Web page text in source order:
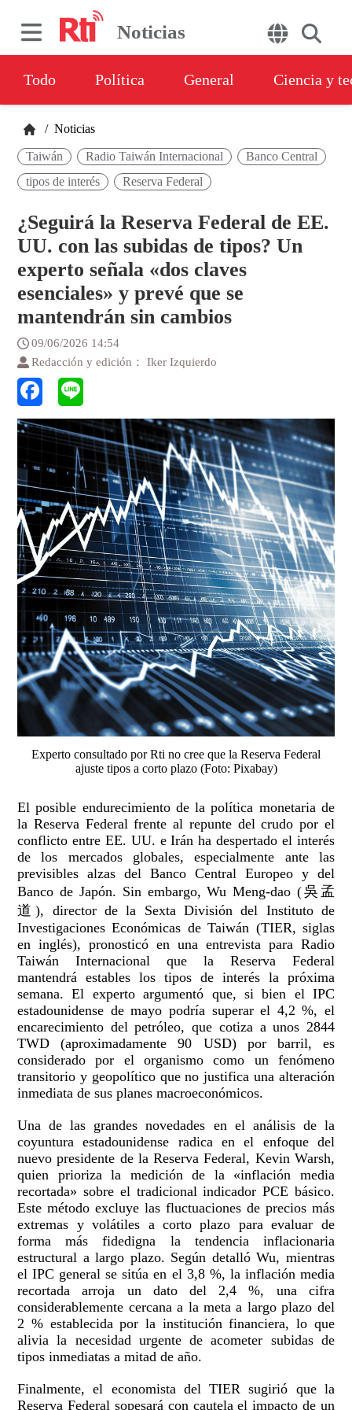
Noticias
Todo Política General Ciencia y
/ Noticias
Taiwán Radio Taiwán Internacional
Banco Central
tipos de interés
Reserva Federal
¿Seguirá la Reserva Federal de EE.
UU. con las subidas de tipos? Un
experto señala «dos claves
esenciales» y prevé que se
mantendrán sin cambios
09/06/2026 14:54
Redacción y edición： Iker Izquierdo
Experto consultado por Rti no cree que la Reserva Federal
ajuste tipos a corto plazo (Foto: Pixabay)
El posible endurecimiento de la política monetaria de
la Reserva Federal frente al repunte del crudo por el
conflicto entre EE. UU. e Irán ha despertado el interés
de los mercados globales, especialmente ante las
previsibles alzas del Banco Central Europeo y del
Banco de Japón. Sin embargo, Wu Meng-dao (吳孟
道), director de la Sexta División del Instituto de
Investigaciones Económicas de Taiwán (TIER, siglas
en inglés), pronosticó en una entrevista para Radio
Taiwán Internacional que la Reserva Federal
mantendrá estables los tipos de interés la próxima
semana. El experto argumentó que, si bien el IPC
estadounidense de mayo podría superar el 4,2 %, el
encarecimiento del petróleo, que cotiza a unos 2844
TWD (aproximadamente 90 USD) por barril, es
considerado por el organismo como un fenómeno
transitorio y geopolítico que no justifica una alteración
inmediata de sus planes macroeconómicos.
Una de las grandes novedades en el análisis de la
coyuntura estadounidense radica en el enfoque del
nuevo presidente de la Reserva Federal, Kevin Warsh,
quien prioriza la medición de la «inflación media
recortada» sobre el tradicional indicador PCE básico.
Este método excluye las fluctuaciones de precios más
extremas y volátiles a corto plazo para evaluar de
forma más fidedigna la tendencia inflacionaria
estructural a largo plazo. Según detalló Wu, mientras
el IPC general se sitúa en el 3,8 %, la inflación media
recortada arroja un dato del 2,4 %, una cifra
considerablemente cercana a la meta a largo plazo del
2 % establecida por la institución financiera, lo que
alivia la necesidad urgente de acometer subidas de
tipos inmediatas a mitad de año.
Finalmente, el economista del TIER sugirió que la
Reserva Federal sopesará con cautela el impacto de un